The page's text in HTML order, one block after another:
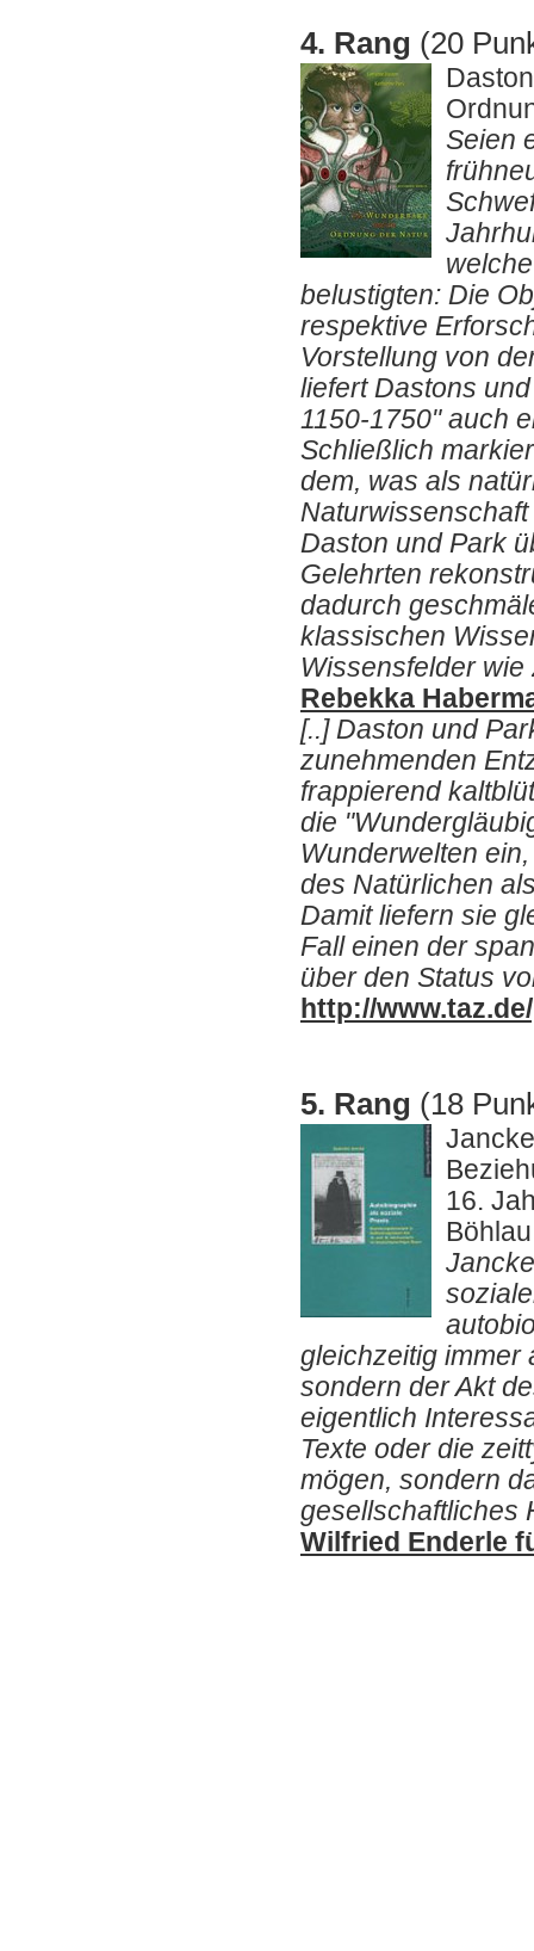
4. Rang (20
Seien
belustigten: Die
respektive
Vorstellung von
liefert Dastons
1150-1750" auch
Schließlich
dem, was als
Daston und Park
Gelehrten
dadurch
klassischen
Wissensfelder
Rebekka
[..] Daston und
zunehmenden
frappierend
die
Wunderwelten
des Natürlichen
Damit liefern sie
Fall einen der
über den Status
http://
5. Rang (18
16.
gleichzeitig immer
sondern der Akt
eigentlich
Texte oder die
mögen, sondern
gesellschaftliches
Wilfried Enderle